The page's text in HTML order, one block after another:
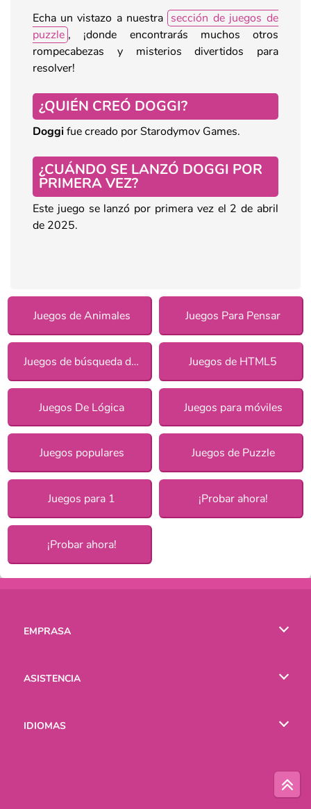
Echa un vistazo a nuestra sección de juegos de
puzzle , ¡donde encontrarás muchos otros
rompecabezas y misterios divertidos para
resolver!
¿QUIÉN CREÓ DOGGI?
Doggifue creado por Starodymov Games.
¿CUÁNDO SE LANZÓ DOGGI POR
PRIMERA VEZ?
Este juego se lanzó por primera vez el 2 de abril
de 2025.
Juegos de Animales Juegos Para Pensar
Juegos de búsqueda de objetos Juegos de HTML5
Juegos De Lógica Juegos para móviles
Juegos populares Juegos de Puzzle
Juegos para 1 ¡Probar ahora!
¡Probar ahora!
EMPRASA
ASISTENCIA
IDIOMAS